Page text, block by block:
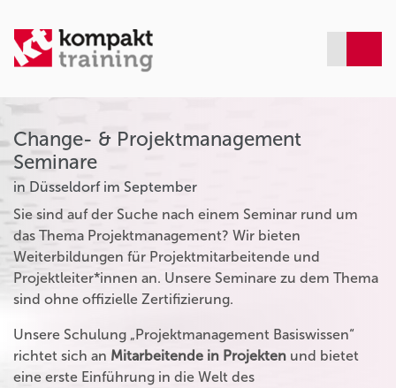
Change- & Projektmanagement
Seminare
in Düsseldorf im September
Sie sind auf der Suche nach einem Seminar rund um
das Thema Projektmanagement? Wir bieten
Weiterbildungen für Projektmitarbeitende und
Projektleiter*innen an. Unsere Seminare zu dem Thema
sind ohne offizielle Zertifizierung.
Unsere Schulung „Projektmanagement Basiswissen“
richtet sich an Mitarbeitende in Projekten und bietet
eine erste Einführung in die Welt des